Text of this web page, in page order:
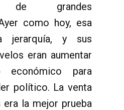
de grandes
como hoy, esa
jerarquía, y sus
eran aumentar
económico para
político. La venta
era la mejor prueba